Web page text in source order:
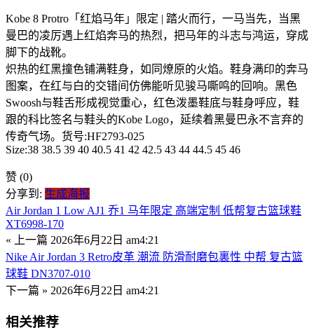
Kobe 8 Protro「红焰马年」限定 | 踏火而行，一马当先，当黑
曼巴的凌厉遇上红焰奔马的热烈，把马年的斗志与鸿运，穿成
脚下的战靴。
炽热的红黑撞色铺满鞋身，如同燎原的火焰。鞋身满印的奔马
图案，在红与白的交错间仿佛能听见骏马嘶鸣的回响。黑色
Swoosh与鞋舌形成视觉重心，红色泼墨鞋底与鞋身呼应，鞋
跟的科比签名与鞋头的Kobe Logo，延续着黑曼巴永不言弃的
传奇气场。货号:HF2793-025
Size:38 38.5 39 40 40.5 41 42 42.5 43 44 44.5 45 46
赞 (0)
分享到: 生成海报
Air Jordan 1 Low AJ1 乔1 马年限定 高端定制 低帮复古篮球鞋
XT6998-170
« 上一篇 2026年6月22日 am4:21
Nike Air Jordan 3 Retro皮革 潮流 防滑耐磨包裏性 中帮 复古篮
球鞋 DN3707-010
下一篇 » 2026年6月22日 am4:21
相关推荐